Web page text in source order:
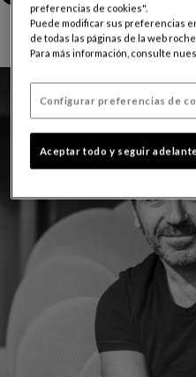
preferencias de cookies".
Puede modificar sus preferencias
de todas las páginas de la web
Para más información, consulte
Configurar preferencias de
Aceptar todo y seguir adelante